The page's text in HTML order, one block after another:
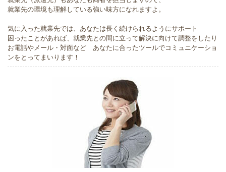
就業先の環境も理解している強い味方になれますよ。
気に入った就業先では、あなたは長く続けられるようにサポート
困ったことがあれば、就業先との間に立って解決に向けて調整をしたり
お電話やメール・対面など あなたに合ったツールでコミュニケーショ
ンをとってまいります！